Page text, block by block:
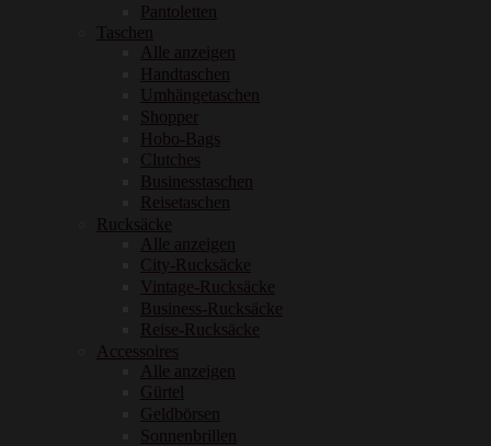
Pantoletten
Taschen
Alle anzeigen
Handtaschen
Umhängetaschen
Shopper
Hobo-Bags
Clutches
Businesstaschen
Reisetaschen
Rucksäcke
Alle anzeigen
City-Rucksäcke
Vintage-Rucksäcke
Business-Rucksäcke
Reise-Rucksäcke
Accessoires
Alle anzeigen
Gürtel
Geldbörsen
Sonnenbrillen